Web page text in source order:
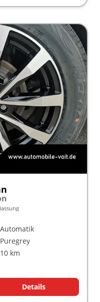
Automatik
Puregrey
10 km
Details